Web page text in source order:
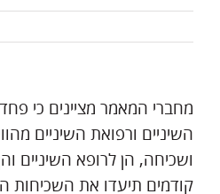
מחברי המאמר מציינים כי
השיניים ורפואת השיניים
ושכיחה, הן לרופא השיניים
קודמים תיעדו את השכיחות